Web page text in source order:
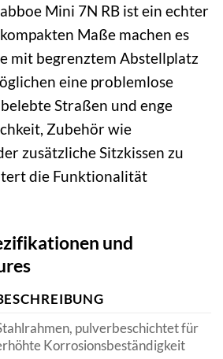
Mini 7N RB ist ein echter
Maße machen es
mit begrenztem Abstellplatz
eine problemlose
Straßen und enge
Zubehör wie
zusätzliche Sitzkissen zu
die Funktionalität
und
pulverbeschichtet für
Korrosionsbeständigkeit